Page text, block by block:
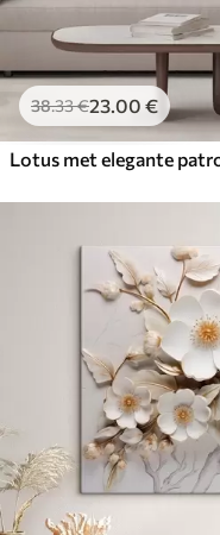
38.33€23.00 €